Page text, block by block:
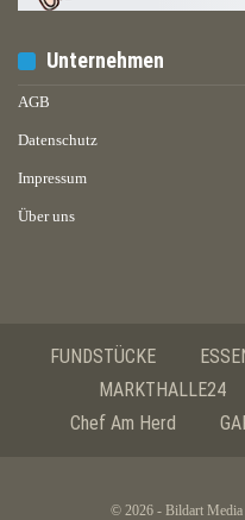
Unternehmen
AGB
Datenschutz
Impressum
Über uns
FUNDSTÜCKE
MARKTHALLE24
Chef Am Herd
© 2026 - Bildart Media